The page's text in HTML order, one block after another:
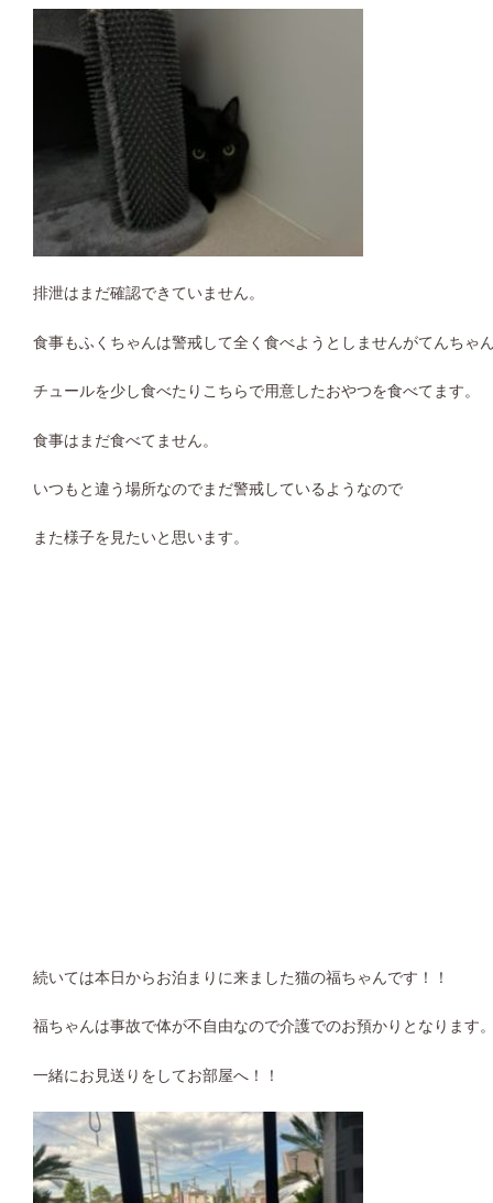
排泄はまだ確認できていません。
食事もふくちゃんは警戒して全く食べようとしませんがてんちゃ
チュールを少し食べたりこちらで用意したおやつを食べてます。
食事はまだ食べてません。
いつもと違う場所なのでまだ警戒しているようなので
また様子を見たいと思います。
続いては本日からお泊まりに来ました猫の福ちゃんです！！
福ちゃんは事故で体が不自由なので介護でのお預かりとなります
一緒にお見送りをしてお部屋へ！！